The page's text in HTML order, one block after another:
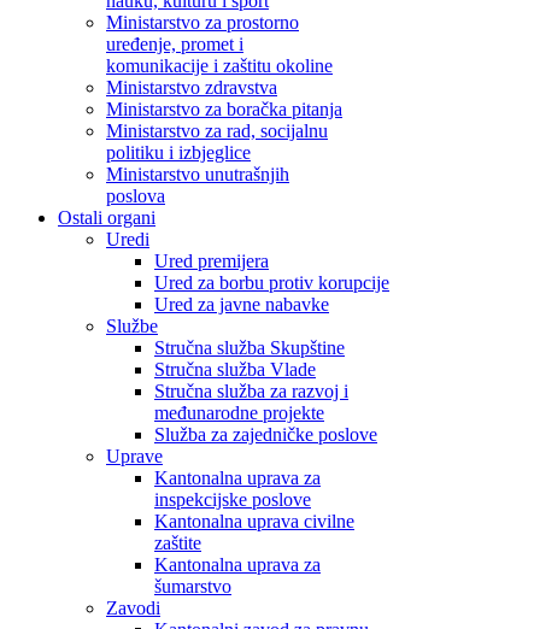
Ministarstvo za prostorno
uređenje, promet i
komunikacije i zaštitu okoline
Ministarstvo zdravstva
Ministarstvo za boračka pitanja
Ministarstvo za rad, socijalnu
politiku i izbjeglice
Ministarstvo unutrašnjih
poslova
Ostali organi
Uredi
Ured premijera
Ured za borbu protiv korupcije
Ured za javne nabavke
Službe
Stručna služba Skupštine
Stručna služba Vlade
Stručna služba za razvoj i
međunarodne projekte
Služba za zajedničke poslove
Uprave
Kantonalna uprava za
inspekcijske poslove
Kantonalna uprava civilne
zaštite
Kantonalna uprava za
šumarstvo
Zavodi